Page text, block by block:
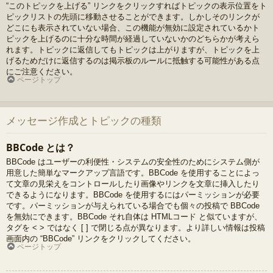
“このトピックを上げる” リンクをクリックすればトピックの表示位置をト
ピックリストの先頭に移動させることができます。しかしそのリンクが
どこにも表示されていない場合、この機能が無効に設定されているかト
ピックを上げるのに十分な時間が経過していないかのどちらかが考えら
れます。トピックに返信してもトピックは上がりますが、トピックを上
げるためだけに返信するのは掲示板のルールに抵触する可能性がある点
にご注意ください。
ページトップ
メッセージ作成とトピックの種類
BBCode とは？
BBCode はユーザーの利便性・システムの安全性のためにシステム側が
用意した簡単なマークアップ言語です。BBCode を使用することによっ
て文章の見栄えをコントロールしたり画像やリンクを文章に挿入したり
できるようになります。BBCode を使用するにはパーミッションが必要
です。パーミッションが与えられている場合でも個々の投稿で BBCode
を無効にできます。BBCode それ自体は HTMLコード と似ていますが、
タグを < > ではなく [ ] で閉じる点が異なります。より詳しい情報は投稿
画面内の “BBCode” リンクをクリックしてください。
ページトップ